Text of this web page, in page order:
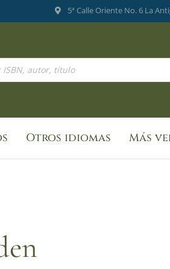
5ª Calle Oriente No. 6 La
Otros idiomas Más